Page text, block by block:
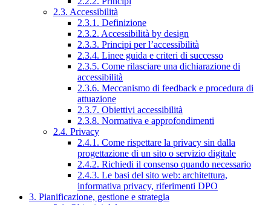
2.3. Accessibilità
2.3.1. Definizione
2.3.2. Accessibilità by design
2.3.3. Principi per l’accessibilità
2.3.4. Linee guida e criteri di successo
2.3.5. Come rilasciare una dichiarazione di
accessibilità
2.3.6. Meccanismo di feedback e procedura di
attuazione
2.3.7. Obiettivi accessibilità
2.3.8. Normativa e approfondimenti
2.4. Privacy
2.4.1. Come rispettare la privacy sin dalla
progettazione di un sito o servizio digitale
2.4.2. Richiedi il consenso quando necessario
2.4.3. Le basi del sito web: architettura,
informativa privacy, riferimenti DPO
3. Pianificazione, gestione e strategia